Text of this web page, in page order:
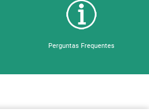
Perguntas Frequentes